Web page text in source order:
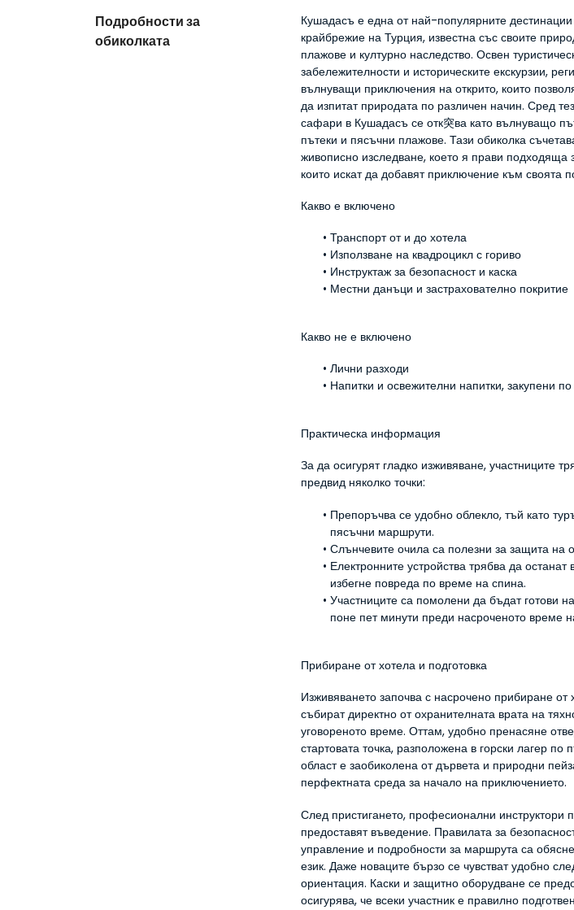
Подробности за
обиколката
Кушадасъ е една от най-популярните дестинации
крайбрежие на Турция, известна със своите
плажове и културно наследство. Освен
забележителности и историческите екскурзии,
вълнуващи приключения на открито, които
да изпитат природата по различен начин. Сред
сафари в Кушадасъ се отк突ва като вълнуващо
пътеки и пясъчни плажове. Тази обиколка
живописно изследване, което я прави подходяща
които искат да добавят приключение към своята
Какво е включено
Транспорт от и до хотела
Използване на квадроцикл с гориво
Инструктаж за безопасност и каска
Местни данъци и застрахователно покритие
Какво не е включено
Лични разходи
Напитки и освежителни напитки, закупени
Практическа информация
За да осигурят гладко изживяване, участниците
предвид няколко точки:
Препоръчва се удобно облекло, тъй като
пясъчни маршрути.
Слънчевите очила са полезни за защита на
Електронните устройства трябва да останат
избегне повреда по време на спина.
Участниците са помолени да бъдат готови
поне пет минути преди насроченото време
Прибиране от хотела и подготовка
Изживяването започва с насрочено прибиране от
събират директно от охранителната врата на
уговореното време. Оттам, удобно пренасяне
стартовата точка, разположена в горски лагер по
област е заобиколена от дървета и природни
перфектната среда за начало на приключението.
След пристигането, професионални инструктори
предоставят въведение. Правилата за
управление и подробности за маршрута са
език. Даже новаците бързо се чувстват удобно
ориентация. Каски и защитно оборудване се
осигурява, че всеки участник е правилно